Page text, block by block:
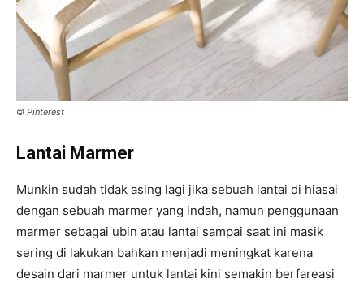
© Pinterest
Lantai Marmer
Munkin sudah tidak asing lagi jika sebuah lantai di hiasai
dengan sebuah marmer yang indah, namun penggunaan
marmer sebagai ubin atau lantai sampai saat ini masik
sering di lakukan bahkan menjadi meningkat karena
desain dari marmer untuk lantai kini semakin berfareasi